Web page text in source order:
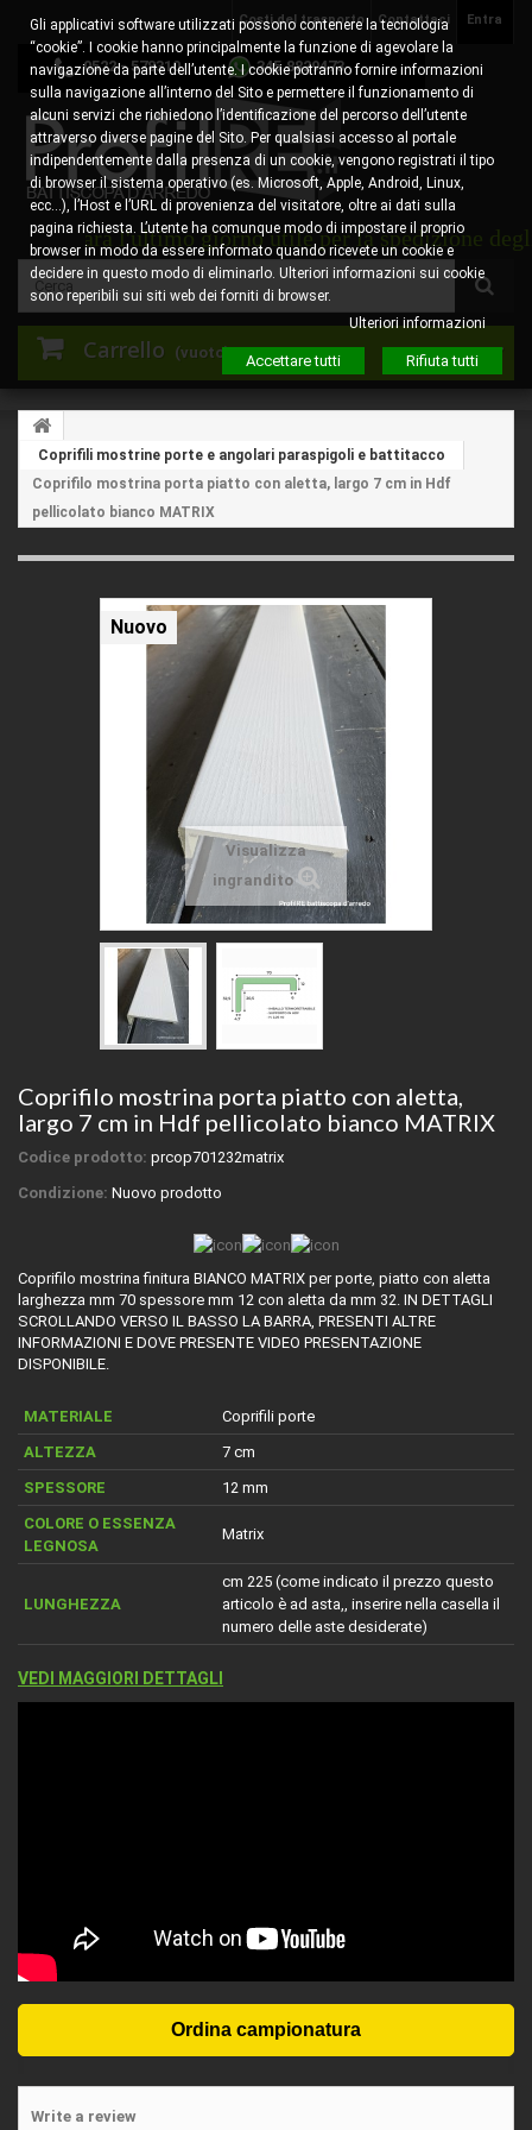
Entra
Contattaci
Costi del trasporto
0522 - 578310 345.8829473
Carrello (vuoto)
sarà l'ultimo giorno utile per la spedizione degli
Coprifili mostrine porte e angolari paraspigoli e battitacco
Coprifilo mostrina porta piatto con aletta, largo 7 cm in Hdf
pellicolato bianco MATRIX
Nuovo
Visualizza
ingrandito
Coprifilo mostrina porta piatto con aletta,
largo 7 cm in Hdf pellicolato bianco MATRIX
Codice prodotto: prcop701232matrix
Condizione: Nuovo prodotto
Coprifilo mostrina finitura BIANCO MATRIX per porte, piatto con aletta
larghezza mm 70 spessore mm 12 con aletta da mm 32. IN DETTAGLI
SCROLLANDO VERSO IL BASSO LA BARRA, PRESENTI ALTRE
INFORMAZIONI E DOVE PRESENTE VIDEO PRESENTAZIONE
DISPONIBILE.
MATERIALE
Coprifili porte
ALTEZZA
7 cm
SPESSORE
12 mm
COLORE O ESSENZA
LEGNOSA
Matrix
LUNGHEZZA
cm 225 (come indicato il prezzo questo
articolo è ad asta,, inserire nella casella il
numero delle aste desiderate)
VEDI MAGGIORI DETTAGLI
Write a review
Gli applicativi software utilizzati possono contenere la tecnologia
“cookie”. I cookie hanno principalmente la funzione di agevolare la
navigazione da parte dell’utente. I cookie potranno fornire informazioni
sulla navigazione all’interno del Sito e permettere il funzionamento di
alcuni servizi che richiedono l’identificazione del percorso dell’utente
attraverso diverse pagine del Sito. Per qualsiasi accesso al portale
indipendentemente dalla presenza di un cookie, vengono registrati il tipo
di browser il sistema operativo (es. Microsoft, Apple, Android, Linux,
ecc…), l’Host e l’URL di provenienza del visitatore, oltre ai dati sulla
pagina richiesta. L’utente ha comunque modo di impostare il proprio
browser in modo da essere informato quando ricevete un cookie e
decidere in questo modo di eliminarlo. Ulteriori informazioni sui cookie
sono reperibili sui siti web dei forniti di browser.
Ulteriori informazioni
Accettare tutti Rifiuta tutti